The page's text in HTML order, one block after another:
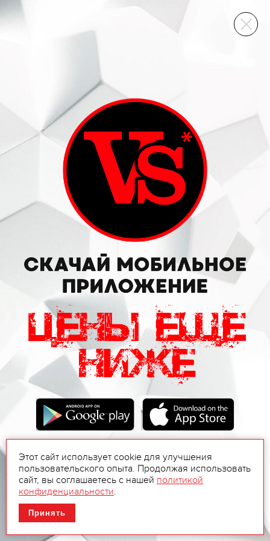
ВИННЫЙ СКЛАД
Этот сайт использует cookie для улучшения
пользовательского опыта. Продолжая использовать
сайт, вы соглашаетесь с нашей политикой
конфиденциальности.
Принять